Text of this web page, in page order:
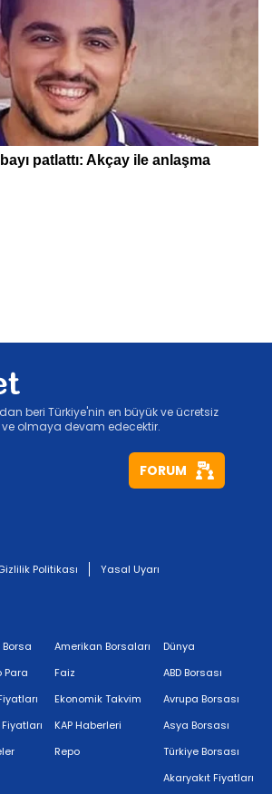
beri Türkiye'nin en büyük ve ücretsiz
olmaya devam edecektir.
FORUM
Politikası Yasal Uyarı
Borsa
Para
Amerikan Borsaları
Faiz
Ekonomik Takvim
KAP Haberleri
Repo
Dünya
ABD Borsası
Avrupa Borsası
Asya Borsası
Türkiye Borsası
Akaryakıt Fiyatları